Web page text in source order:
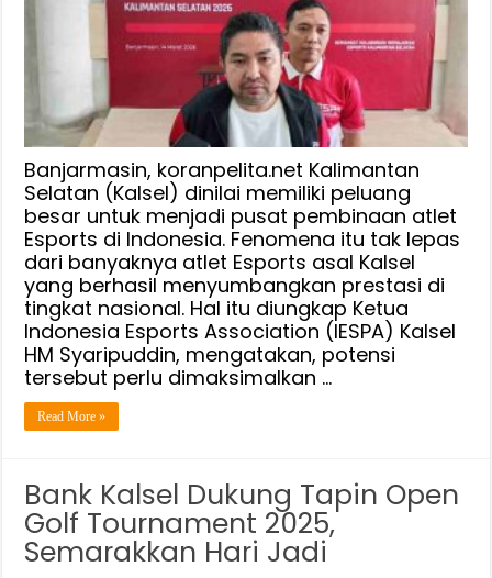
Pembinaan
Esports,
Bang
Dhin
:
Banyak
Atlet
Kalsel
Sumbang
Prestasi
Tingkat
Nasional
Banjarmasin, koranpelita.net Kalimantan
Selatan (Kalsel) dinilai memiliki peluang
besar untuk menjadi pusat pembinaan atlet
Esports di Indonesia. Fenomena itu tak lepas
dari banyaknya atlet Esports asal Kalsel
yang berhasil menyumbangkan prestasi di
tingkat nasional. Hal itu diungkap Ketua
Indonesia Esports Association (IESPA) Kalsel
HM Syaripuddin, mengatakan, potensi
tersebut perlu dimaksimalkan …
Read More »
Bank Kalsel Dukung Tapin Open
Golf Tournament 2025,
Semarakkan Hari Jadi